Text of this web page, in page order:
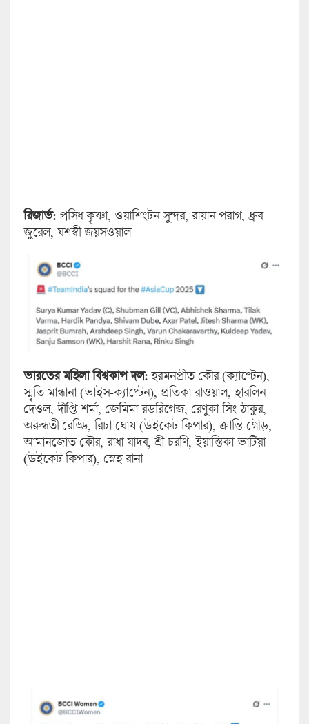
রিজার্ভ:প্রসিধ কৃষ্ণা, ওয়াশিংটন সুন্দর, রায়ান পরাগ, ধ্রুব
জুরেল, যশস্বী জয়সওয়াল
ভারতের মহিলা বিশ্বকাপ দল:হরমনপ্রীত কৌর (ক্যাপ্টেন),
স্মৃতি মান্ধানা (ভাইস-ক্যাপ্টেন), প্রতিকা রাওয়াল, হারলিন
দেওল, দীপ্তি শর্মা, জেমিমা রডরিগেজ, রেণুকা সিং ঠাকুর,
অরুন্ধতী রেড্ডি, রিচা ঘোষ (উইকেট কিপার), ক্রান্তি গৌড়,
আমানজোত কৌর, রাধা যাদব, শ্রী চরণি, ইয়াস্তিকা ভাটিয়া
(উইকেট কিপার), স্নেহ রানা